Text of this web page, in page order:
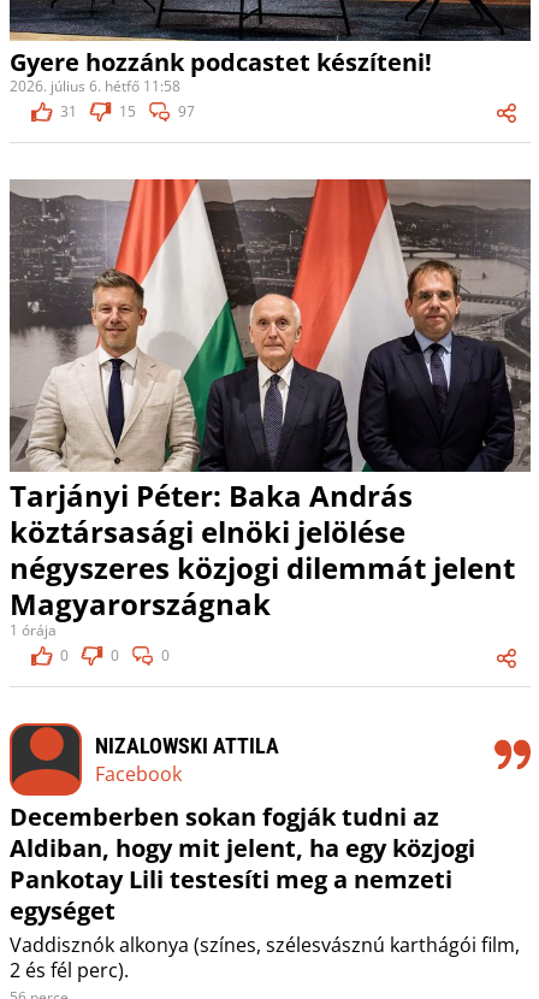
Gyere hozzánk podcastet készíteni!
2026. július 6. hétfő 11:58
31
15 97
Tarjányi Péter: Baka András
köztársasági elnöki jelölése
négyszeres közjogi dilemmát jelent
Magyarországnak
1 órája
0
0 0
NIZALOWSKI ATTILA
Facebook
Decemberben sokan fogják tudni az
Aldiban, hogy mit jelent, ha egy közjogi
Pankotay Lili testesíti meg a nemzeti
egységet
Vaddisznók alkonya (színes, szélesvásznú karthágói film,
2 és fél perc).